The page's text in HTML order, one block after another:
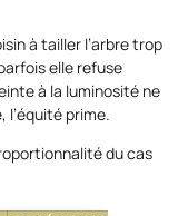
à tailler l’arbre trop
elle refuse
à la luminosité ne
prime.
du cas